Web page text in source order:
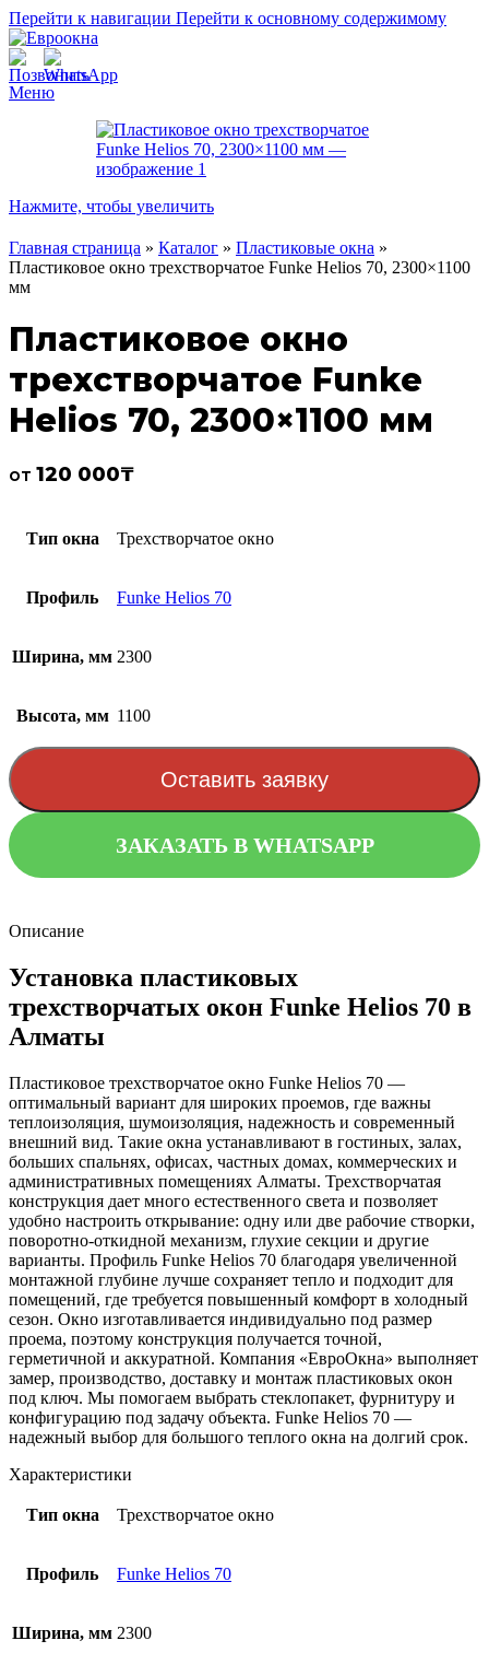
Перейти к навигации Перейти к основному содержимому
Меню
Нажмите, чтобы увеличить
Главная страница » Каталог » Пластиковые окна »
Пластиковое окно трехстворчатое Funke Helios 70, 2300×1100
мм
Пластиковое окно
трехстворчатое Funke
Helios 70, 2300×1100 мм
от 120 000₸
Тип окна Трехстворчатое окно
Профиль Funke Helios 70
Ширина, мм 2300
Высота, мм 1100
Оставить заявку
ЗАКАЗАТЬ В WHATSAPP
Описание
Установка пластиковых
трехстворчатых окон Funke Helios 70 в
Алматы
Пластиковое трехстворчатое окно Funke Helios 70 —
оптимальный вариант для широких проемов, где важны
теплоизоляция, шумоизоляция, надежность и современный
внешний вид. Такие окна устанавливают в гостиных, залах,
больших спальнях, офисах, частных домах, коммерческих и
административных помещениях Алматы. Трехстворчатая
конструкция дает много естественного света и позволяет
удобно настроить открывание: одну или две рабочие створки,
поворотно-откидной механизм, глухие секции и другие
варианты. Профиль Funke Helios 70 благодаря увеличенной
монтажной глубине лучше сохраняет тепло и подходит для
помещений, где требуется повышенный комфорт в холодный
сезон. Окно изготавливается индивидуально под размер
проема, поэтому конструкция получается точной,
герметичной и аккуратной. Компания «ЕвроОкна» выполняет
замер, производство, доставку и монтаж пластиковых окон
под ключ. Мы помогаем выбрать стеклопакет, фурнитуру и
конфигурацию под задачу объекта. Funke Helios 70 —
надежный выбор для большого теплого окна на долгий срок.
Характеристики
Тип окна Трехстворчатое окно
Профиль Funke Helios 70
Ширина, мм 2300